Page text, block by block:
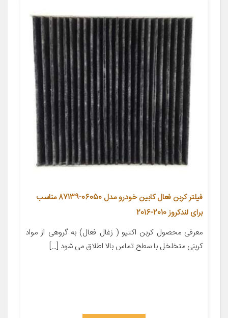
فیلتر کربن فعال کابین خودرو مدل 06050-87139 مناسب
برای لندکروز 2010-2016
معرفی محصول کربن اکتیو ( زغال فعال) به گروهی از مواد
کربنی متخلخل با سطح تماس بالا اطلاق می شود […]